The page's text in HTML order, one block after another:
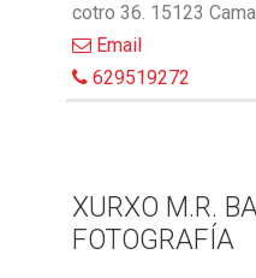
cotro 36. 15123
Email
629519272
XURXO M.R.
FOTOGRAFÍA